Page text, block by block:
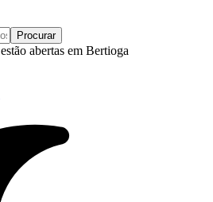
abertas em Bertioga